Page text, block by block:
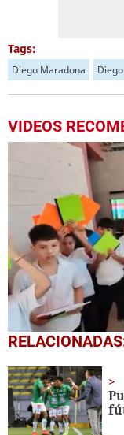
Tags:
Diego Maradona
VIDEOS
0
seconds
1
minute,
56
seconds